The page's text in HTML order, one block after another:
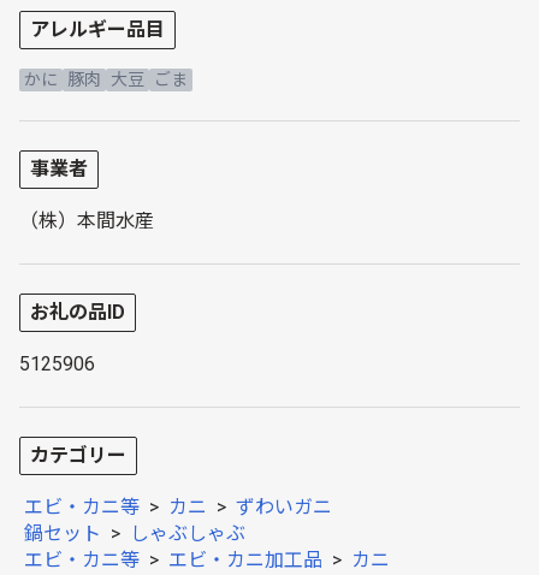
アレルギー品目
かに 豚肉 大豆 ごま
事業者
（株）本間水産
お礼の品ID
5125906
カテゴリー
エビ・カニ等 > カニ > ずわいガニ
鍋セット > しゃぶしゃぶ
エビ・カニ等 > エビ・カニ加工品 > カニ